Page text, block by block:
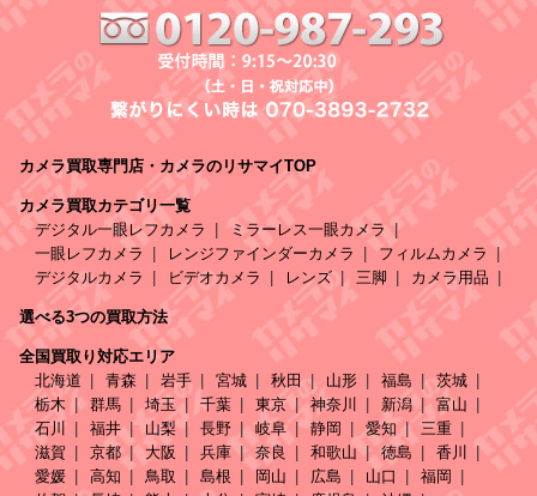
カメラ買取専門店・カメラのリサマイTOP
カメラ買取カテゴリ一覧
デジタル一眼レフカメラ
ミラーレス一眼カメラ
一眼レフカメラ
レンジファインダーカメラ
フィルムカメラ
デジタルカメラ
ビデオカメラ レンズ 三脚 カメラ用品
選べる3つの買取方法
全国買取り対応エリア
北海道
青森 岩手 宮城 秋田 山形 福島
茨城
栃木
群馬 埼玉 千葉 東京 神奈川 新潟
富山
石川
福井 山梨 長野 岐阜 静岡 愛知
三重
滋賀
京都 大阪 兵庫 奈良 和歌山 徳島
香川
愛媛
高知 鳥取 島根 岡山 広島 山口
福岡